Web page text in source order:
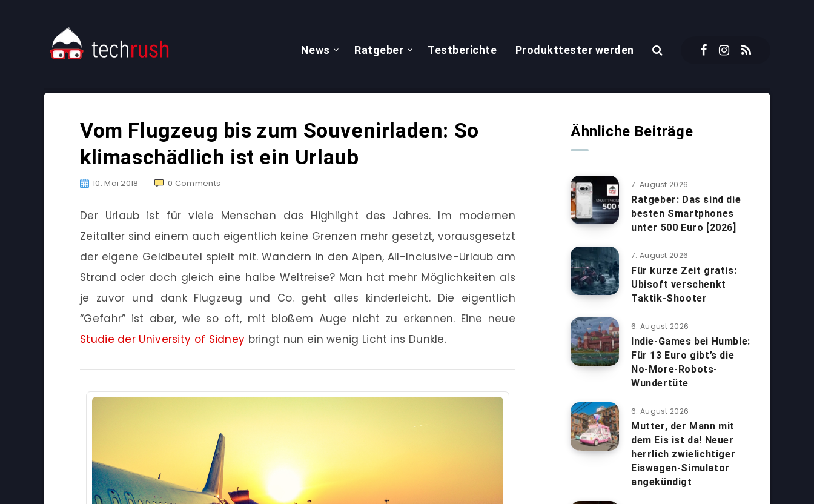
News Ratgeber Testberichte Produkttester werden
Vom Flugzeug bis zum Souvenirladen: So
klimaschädlich ist ein Urlaub
10. Mai 2018 0 Comments
Der Urlaub ist für viele Menschen das Highlight des Jahres. Im modernen
Zeitalter sind einem auch eigentlich keine Grenzen mehr gesetzt, vorausgesetzt
der eigene Geldbeutel spielt mit. Wandern in den Alpen, All-Inclusive-Urlaub am
Strand oder doch gleich eine halbe Weltreise? Man hat mehr Möglichkeiten als
je zuvor und dank Flugzeug und Co. geht alles kinderleicht. Die eigentlich
“Gefahr” ist aber, wie so oft, mit bloßem Auge nicht zu erkennen. Eine neue
Studie der University of Sidney bringt nun ein wenig Licht ins Dunkle.
Ähnliche Beiträge
7. August 2026
Ratgeber: Das sind die
besten Smartphones
unter 500 Euro [2026]
7. August 2026
Für kurze Zeit gratis:
Ubisoft verschenkt
Taktik-Shooter
6. August 2026
Indie-Games bei Humble:
Für 13 Euro gibt’s die
No-More-Robots-
Wundertüte
6. August 2026
Mutter, der Mann mit
dem Eis ist da! Neuer
herrlich zwielichtiger
Eiswagen-Simulator
angekündigt